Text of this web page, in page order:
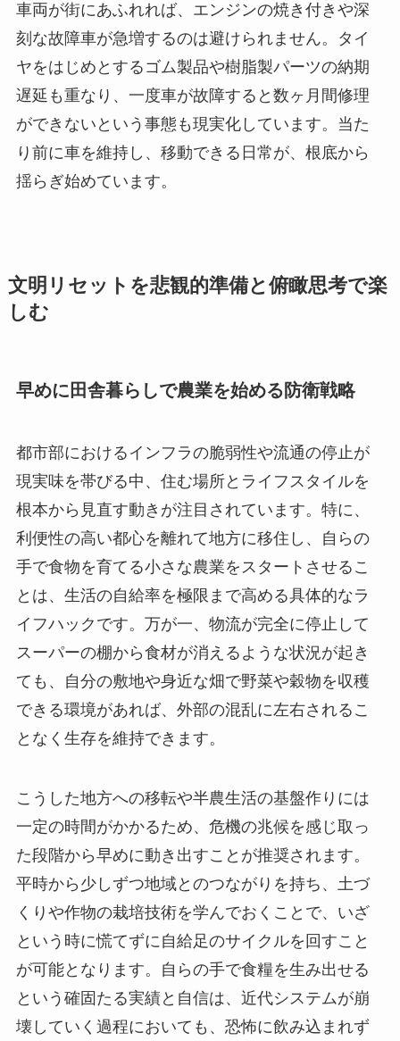
車両が街にあふれれば、エンジンの焼き付きや深
刻な故障車が急増するのは避けられません。タイ
ヤをはじめとするゴム製品や樹脂製パーツの納期
遅延も重なり、一度車が故障すると数ヶ月間修理
ができないという事態も現実化しています。当た
り前に車を維持し、移動できる日常が、根底から
揺らぎ始めています。
文明リセットを悲観的準備と俯瞰思考で楽
しむ
早めに田舎暮らしで農業を始める防衛戦略
都市部におけるインフラの脆弱性や流通の停止が
現実味を帯びる中、住む場所とライフスタイルを
根本から見直す動きが注目されています。特に、
利便性の高い都心を離れて地方に移住し、自らの
手で食物を育てる小さな農業をスタートさせるこ
とは、生活の自給率を極限まで高める具体的なラ
イフハックです。万が一、物流が完全に停止して
スーパーの棚から食材が消えるような状況が起き
ても、自分の敷地や身近な畑で野菜や穀物を収穫
できる環境があれば、外部の混乱に左右されるこ
となく生存を維持できます。
こうした地方への移転や半農生活の基盤作りには
一定の時間がかかるため、危機の兆候を感じ取っ
た段階から早めに動き出すことが推奨されます。
平時から少しずつ地域とのつながりを持ち、土づ
くりや作物の栽培技術を学んでおくことで、いざ
という時に慌てずに自給足のサイクルを回すこと
が可能となります。自らの手で食糧を生み出せる
という確固たる実績と自信は、近代システムが崩
壊していく過程においても、恐怖に飲み込まれず